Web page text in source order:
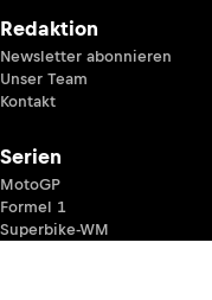
Redaktion
Newsletter abonnieren
Unser Team
Kontakt
Serien
MotoGP
Formel 1
Superbike-WM